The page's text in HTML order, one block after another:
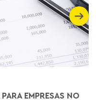
EMPRESAS NO